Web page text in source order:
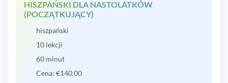
HISZPAŃSKI DLA NASTOLATKÓW
(POCZĄTKUJĄCY)
hiszpański
10 lekcji
60 minut
Cena: €140.00